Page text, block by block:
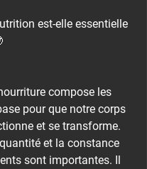
est-elle essentielle
compose les
pour que notre corps
et se transforme.
et la constance
sont importantes. Il